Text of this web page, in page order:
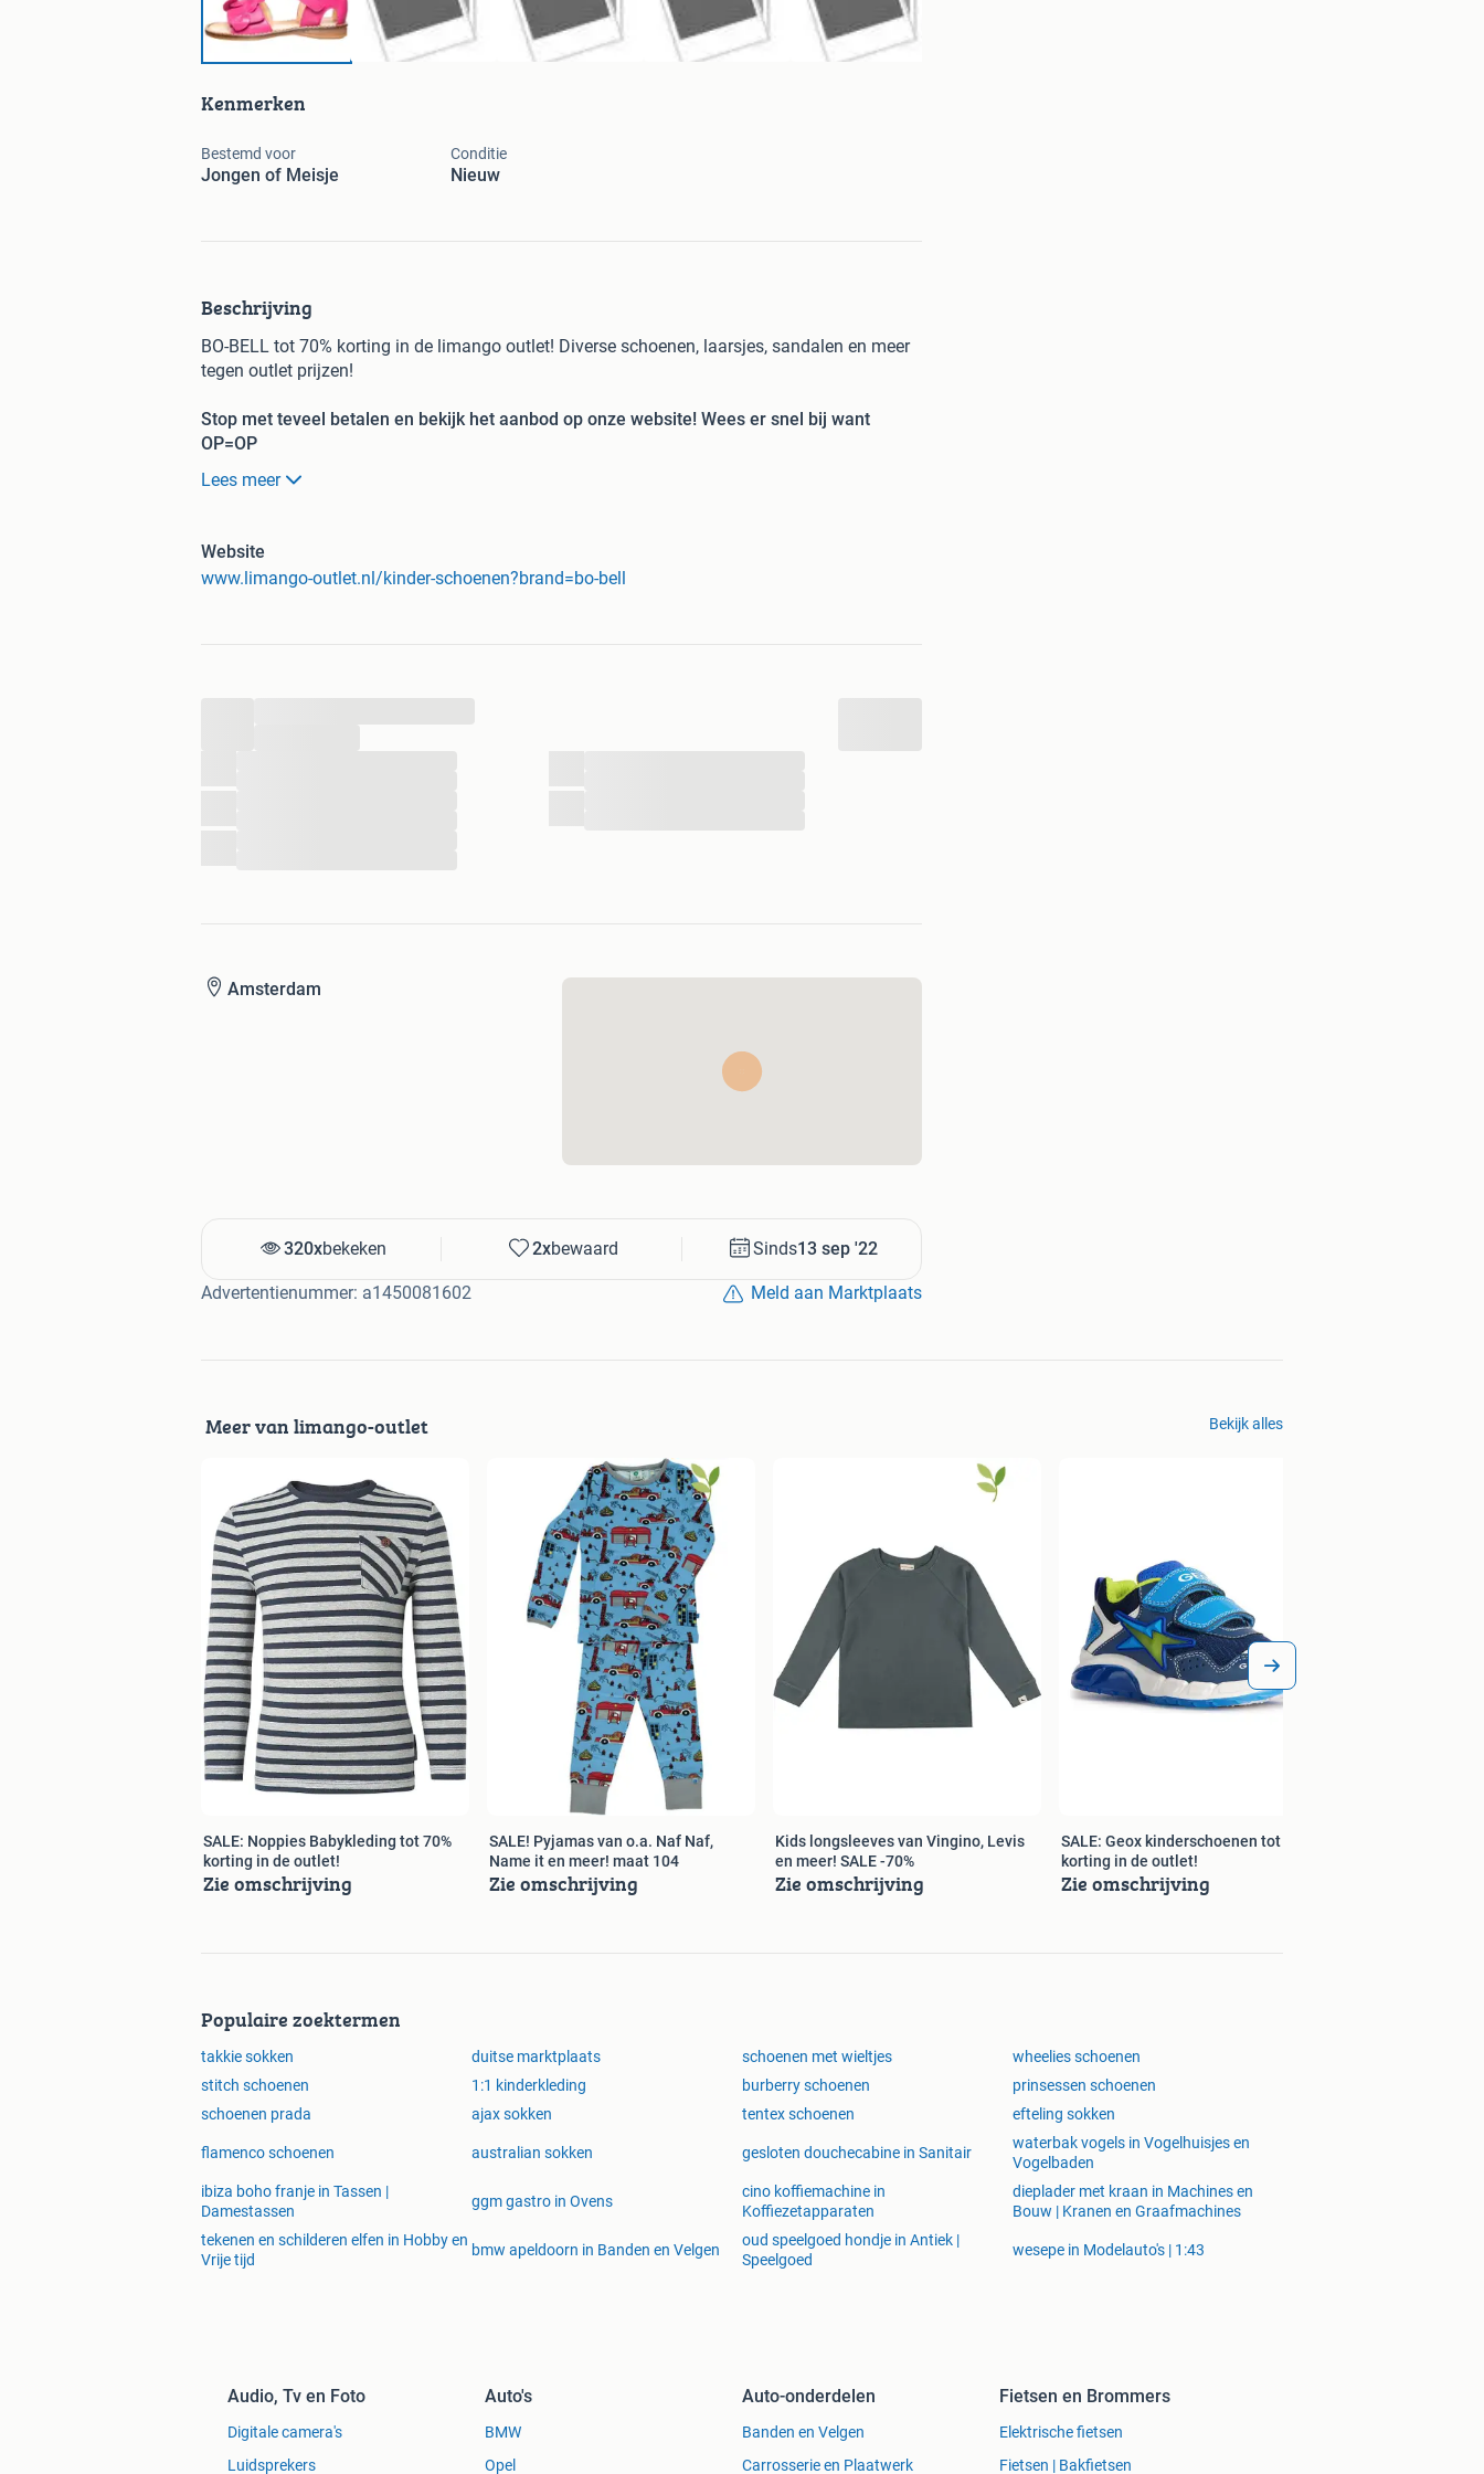
Kenmerken
Bestemd voor
Jongen of Meisje
Conditie
Nieuw
Beschrijving
BO-BELL tot 70% korting in de limango outlet! Diverse schoenen, laarsjes, sandalen en meer
tegen outlet prijzen!
Stop met teveel betalen en bekijk het aanbod op onze website! Wees er snel bij want
OP=OP
limango, de online shop voor families, met dagelijks nieuwe aanbiedingen van topmerken
• Jaarlijks meer dan 100.000 tevreden klanten in Nederland
Lees meer
Website
www.limango-outlet.nl/kinder-schoenen?brand=bo-bell
Amsterdam
320xbekeken 2xbewaard Sinds13 sep '22
Advertentienummer: a1450081602 Meld aan Marktplaats
Meer van limango-outlet Bekijk alles
SALE: Noppies Babykleding tot 70%
korting in de outlet!
Zie omschrijving
SALE! Pyjamas van o.a. Naf Naf,
Name it en meer! maat 104
Zie omschrijving
Kids longsleeves van Vingino, Levis
en meer! SALE -70%
Zie omschrijving
SALE: Geox kinderschoenen tot 70%
korting in de outlet!
Zie omschrijving
Populaire zoektermen
takkie sokken duitse marktplaats schoenen met wieltjes
wheelies schoenen
stitch schoenen
1:1 kinderkleding burberry schoenen
prinsessen schoenen
schoenen prada
ajax sokken tentex schoenen efteling sokken
flamenco schoenen australian sokken gesloten douchecabine in Sanitair
waterbak vogels in Vogelhuisjes en
Vogelbaden
ibiza boho franje in Tassen |
Damestassen
ggm gastro in Ovens
cino koffiemachine in
Koffiezetapparaten
dieplader met kraan in Machines en
Bouw | Kranen en Graafmachines
tekenen en schilderen elfen in Hobby en
Vrije tijd
bmw apeldoorn in Banden en Velgen
oud speelgoed hondje in Antiek |
Speelgoed
wesepe in Modelauto's | 1:43
Audio, Tv en Foto
Digitale camera's
Luidsprekers
Auto's
BMW
Opel
Auto-onderdelen
Banden en Velgen
Carrosserie en Plaatwerk
Fietsen en Brommers
Elektrische fietsen
Fietsen | Bakfietsen